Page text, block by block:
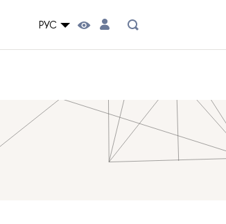
РУС